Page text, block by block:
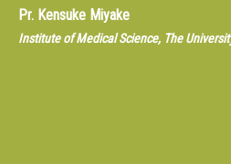
Pr. Kensuke Miyake
Institute of Medical Science, The